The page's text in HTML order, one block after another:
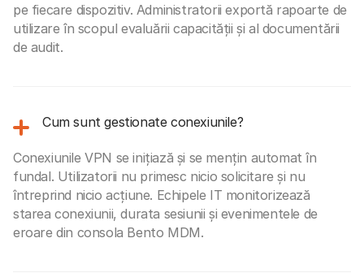
pe fiecare dispozitiv. Administratorii exportă rapoarte de
utilizare în scopul evaluării capacității și al documentării
de audit.
Cum sunt gestionate conexiunile?
Conexiunile VPN se inițiază și se mențin automat în
fundal. Utilizatorii nu primesc nicio solicitare și nu
întreprind nicio acțiune. Echipele IT monitorizează
starea conexiunii, durata sesiunii și evenimentele de
eroare din consola Bento MDM.